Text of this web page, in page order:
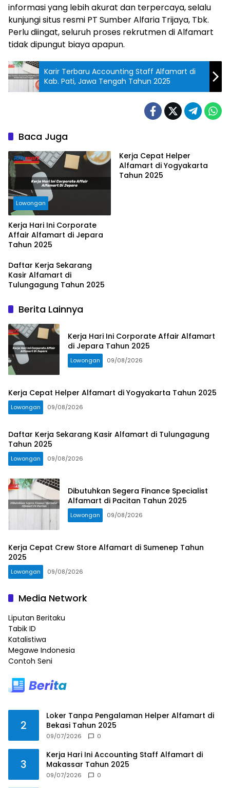
informasi yang lebih akurat dan terpercaya, selalu
kunjungi situs resmi PT Sumber Alfaria Trijaya, Tbk.
Perlu diingat, seluruh proses rekrutmen di Alfamart
tidak dipungut biaya apapun.
Karir Terbaru Accounting Staff Alfamart di
Kab. Pati, Jawa Tengah Tahun 2025
Baca Juga
Lowongan
Kerja Hari Ini Corporate
Affair Alfamart di Jepara
Tahun 2025
Kerja Cepat Helper
Alfamart di Yogyakarta
Tahun 2025
Daftar Kerja Sekarang
Kasir Alfamart di
Tulungagung Tahun 2025
Berita Lainnya
Kerja Hari Ini Corporate Affair Alfamart
di Jepara Tahun 2025
Lowongan 09/08/2026
Kerja Cepat Helper Alfamart di Yogyakarta Tahun 2025
Lowongan 09/08/2026
Daftar Kerja Sekarang Kasir Alfamart di Tulungagung
Tahun 2025
Lowongan 09/08/2026
Dibutuhkan Segera Finance Specialist
Alfamart di Pacitan Tahun 2025
Lowongan 09/08/2026
Kerja Cepat Crew Store Alfamart di Sumenep Tahun
2025
Lowongan 09/08/2026
Media Network
Liputan Beritaku
Tabik ID
Katalistiwa
Megawe Indonesia
Contoh Seni
2
Loker Tanpa Pengalaman Helper Alfamart di
Bekasi Tahun 2025
09/07/2026 0
3
Kerja Hari Ini Accounting Staff Alfamart di
Makassar Tahun 2025
09/07/2026 0